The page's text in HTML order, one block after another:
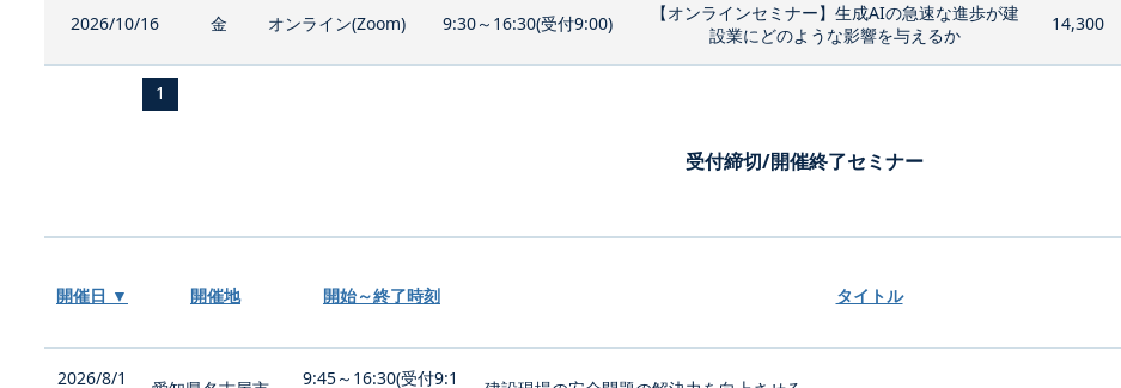
2026/10/16 金 オンライン(Zoom) 9:30～16:30(受付9:00)
【オンラインセミナー】生成AIの急速な進歩が建
設業にどのような影響を与えるか
14,300
1
受付締切/開催終了セミナー
開催日 ▼ 開催地 開始～終了時刻 タイトル
2026/8/1
9:45～16:30(受付9:1